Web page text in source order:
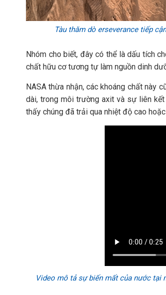
Tàu thăm dò erseverance tiếp
Nhóm cho biết, đây có thể là dấu tích
chất hữu cơ tương tự làm nguồn dinh
NASA thừa nhận, các khoáng chất này
dài, trong môi trường axit và sự liên
thấy chúng đã trải qua nhiệt độ cao
Video mô tả sự biến mất của nước tại